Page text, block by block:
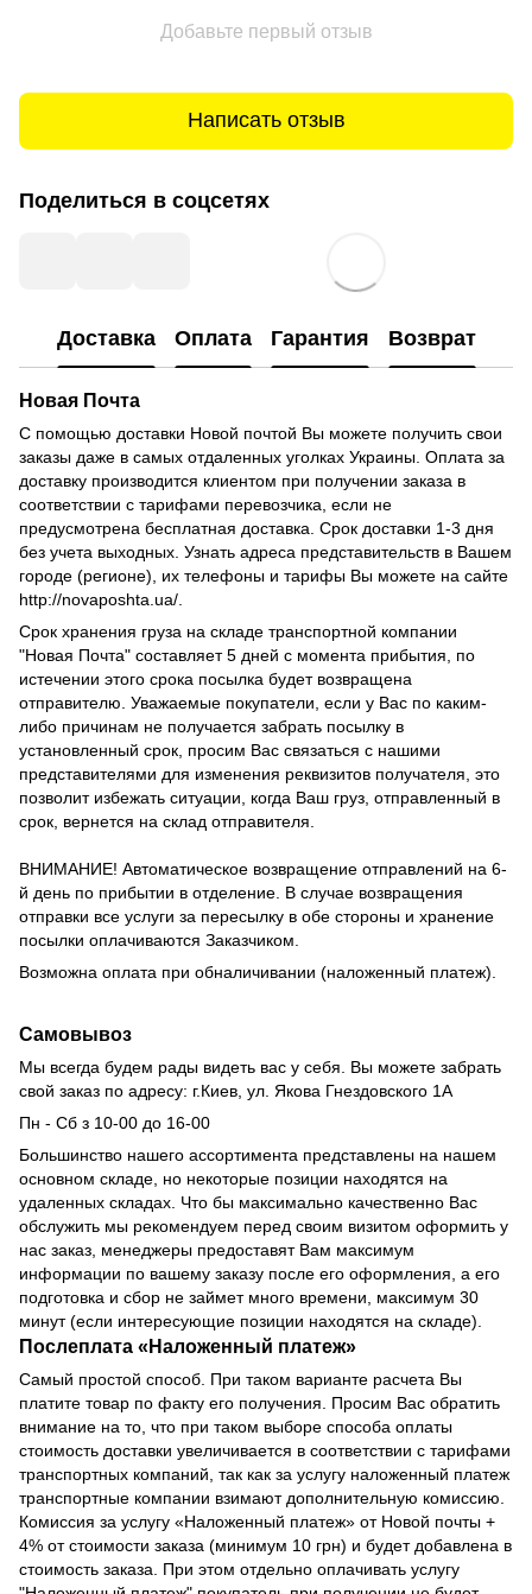
Добавьте первый отзыв
Написать отзыв
Поделиться в соцсетях
Доставка Оплата Гарантия Возврат
Новая Почта
С помощью доставки Новой почтой Вы можете получить свои
заказы даже в самых отдаленных уголках Украины. Оплата за
доставку производится клиентом при получении заказа в
соответствии с тарифами перевозчика, если не
предусмотрена бесплатная доставка. Срок доставки 1-3 дня
без учета выходных. Узнать адреса представительств в Вашем
городе (регионе), их телефоны и тарифы Вы можете на сайте
http://novaposhta.ua/.
Срок хранения груза на складе транспортной компании
"Новая Почта" составляет 5 дней с момента прибытия, по
истечении этого срока посылка будет возвращена
отправителю. Уважаемые покупатели, если у Вас по каким-
либо причинам не получается забрать посылку в
установленный срок, просим Вас связаться с нашими
представителями для изменения реквизитов получателя, это
позволит избежать ситуации, когда Ваш груз, отправленный в
срок, вернется на склад отправителя.
ВНИМАНИЕ! Автоматическое возвращение отправлений на 6-
й день по прибытии в отделение. В случае возвращения
отправки все услуги за пересылку в обе стороны и хранение
посылки оплачиваются Заказчиком.
Возможна оплата при обналичивании (наложенный платеж).
Самовывоз
Мы всегда будем рады видеть вас у себя. Вы можете забрать
свой заказ по адресу: г.Киев, ул. Якова Гнездовского 1А
Пн - Сб з 10-00 до 16-00
Большинство нашего ассортимента представлены на нашем
основном складе, но некоторые позиции находятся на
удаленных складах. Что бы максимально качественно Вас
обслужить мы рекомендуем перед своим визитом оформить у
нас заказ, менеджеры предоставят Вам максимум
информации по вашему заказу после его оформления, а его
подготовка и сбор не займет много времени, максимум 30
минут (если интересующие позиции находятся на складе).
Послеплата « Наложенный платеж»
Самый простой способ. При таком варианте расчета Вы
платите товар по факту его получения. Просим Вас обратить
внимание на то, что при таком выборе способа оплаты
стоимость доставки увеличивается в соответствии с тарифами
транспортных компаний, так как за услугу наложенный платеж
транспортные компании взимают дополнительную комиссию.
Комиссия за услугу «Наложенный платеж» от Новой почты +
4% от стоимости заказа (минимум 10 грн) и будет добавлена в
стоимость заказа. При этом отдельно оплачивать услугу